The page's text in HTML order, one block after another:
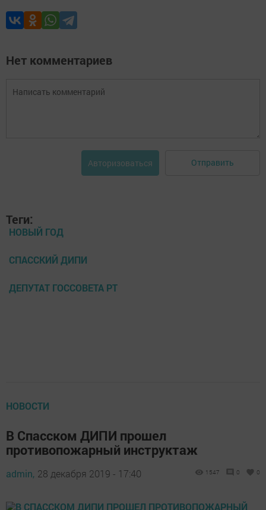
Нет комментариев
Авторизоваться Отправить
Теги:
НОВЫЙ ГОД
СПАССКИЙ ДИПИ
ДЕПУТАТ ГОССОВЕТА РТ
НОВОСТИ
В Спасском ДИПИ прошел
противопожарный инструктаж
admin, 28 декабря 2019 - 17:40 1547 0 0